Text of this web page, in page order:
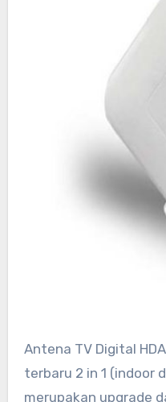
Antena TV Digital
terbaru 2 in 1 (indoor
merupakan upgrade